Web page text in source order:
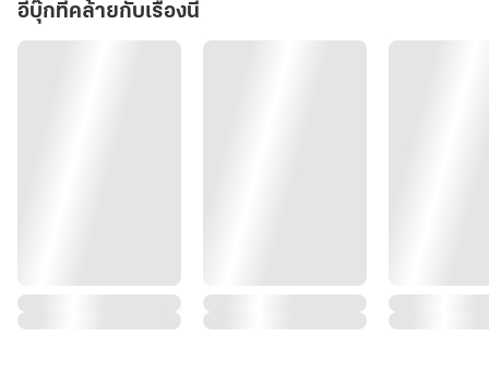
อีบุ๊กที่คล้ายกับเรื่องนี้